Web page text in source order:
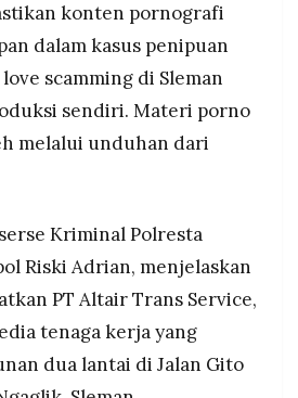
selama setahun beroperasi.
dari PT Altair Trans Service
CEO dan manajer, yang
agen bekerja tiga shift untuk
dari AS, Inggris, Kanada, dan
target 2 juta koin per shift.
memburu WN China
menyita 30 ponsel, 50 laptop
dan berkoordinasi menindak
di Lampung.
konten pornografi
dalam kasus penipuan
scamming di Sleman
sendiri. Materi porno
melalui unduhan dari
Kriminal Polresta
Riski Adrian, menjelaskan
PT Altair Trans Service,
tenaga kerja yang
dua lantai di Jalan Gito